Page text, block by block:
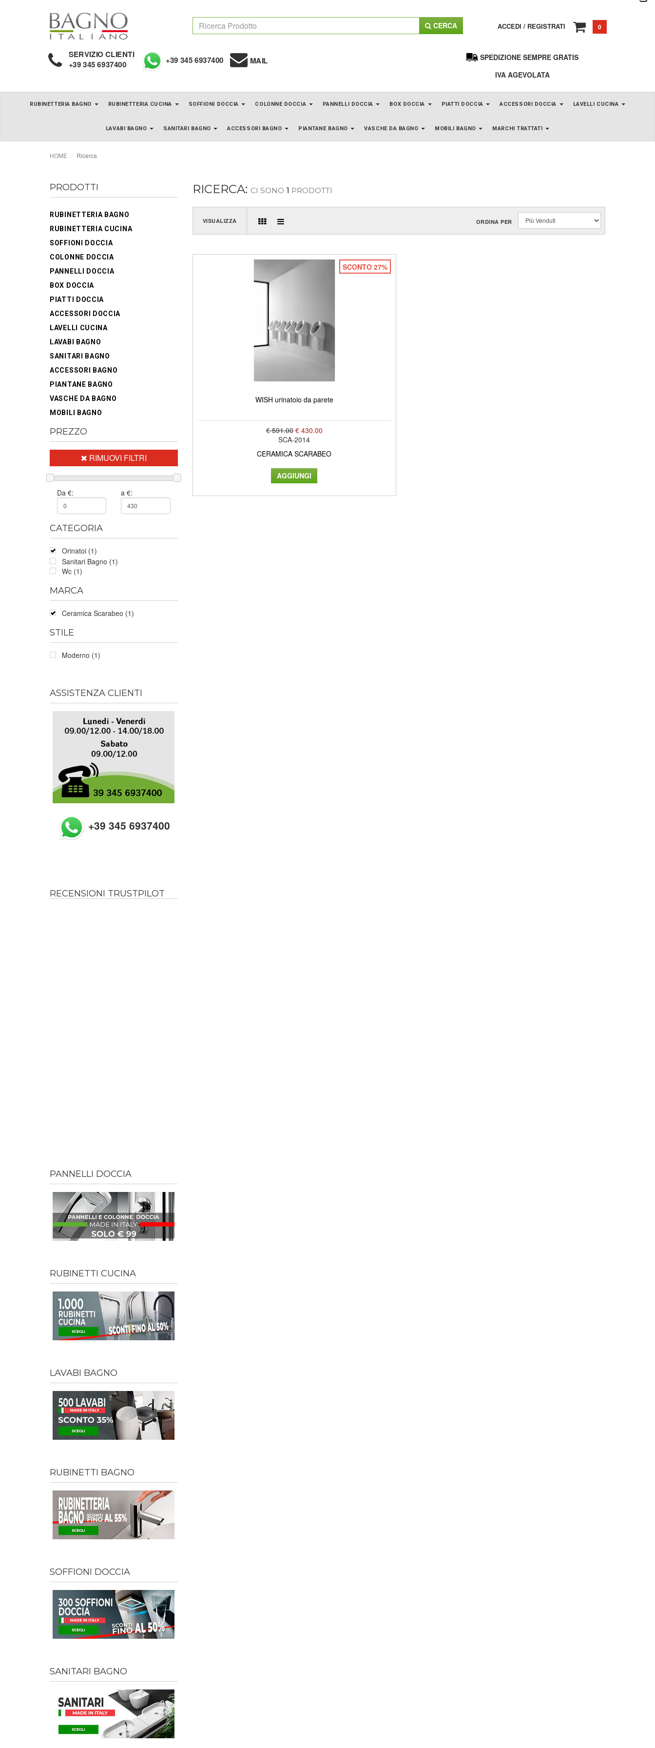
CERCA ACCEDI / REGISTRATI 0
SERVIZIO CLIENTI
+39 345 6937400 +39 345 6937400 MAIL
SPEDIZIONE SEMPRE GRATIS
IVA AGEVOLATA
RUBINETTERIA BAGNO RUBINETTERIA CUCINA SOFFIONI DOCCIA COLONNE DOCCIA PANNELLI DOCCIA BOX DOCCIA PIATTI DOCCIA ACCESSORI DOCCIA LAVELLI CUCINA
LAVABI BAGNO SANITARI BAGNO ACCESSORI BAGNO PIANTANE BAGNO VASCHE DA BAGNO MOBILI BAGNO MARCHI TRATTATI
HOME Ricerca
PRODOTTI
RUBINETTERIA BAGNO
RUBINETTERIA CUCINA
SOFFIONI DOCCIA
COLONNE DOCCIA
PANNELLI DOCCIA
BOX DOCCIA
PIATTI DOCCIA
ACCESSORI DOCCIA
LAVELLI CUCINA
LAVABI BAGNO
SANITARI BAGNO
ACCESSORI BAGNO
PIANTANE BAGNO
VASCHE DA BAGNO
MOBILI BAGNO
PREZZO
RIMUOVI FILTRI
Da €: a €:
CATEGORIA
Orinatoi (1)
Sanitari Bagno (1)
Wc (1)
MARCA
Ceramica Scarabeo (1)
STILE
Moderno (1)
ASSISTENZA CLIENTI
+39 345 6937400
RECENSIONI TRUSTPILOT
PANNELLI DOCCIA
RUBINETTI CUCINA
LAVABI BAGNO
RUBINETTI BAGNO
SOFFIONI DOCCIA
SANITARI BAGNO
RICERCA: CI SONO 1 PRODOTTI
VISUALIZZA ORDINA PER
SCONTO 27%
WISH urinatoio da parete
€ 591.00 € 430.00
SCA-2014
CERAMICA SCARABEO